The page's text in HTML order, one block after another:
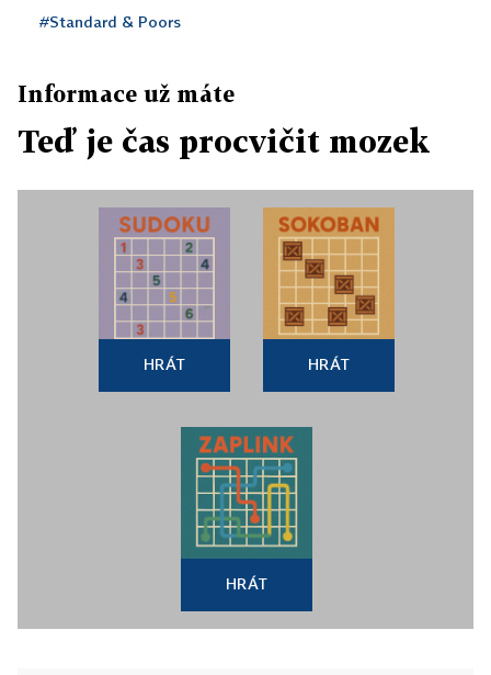
#Standard & Poors
Informace už máte
Teď je čas procvičit mozek
HRÁT HRÁT
HRÁT